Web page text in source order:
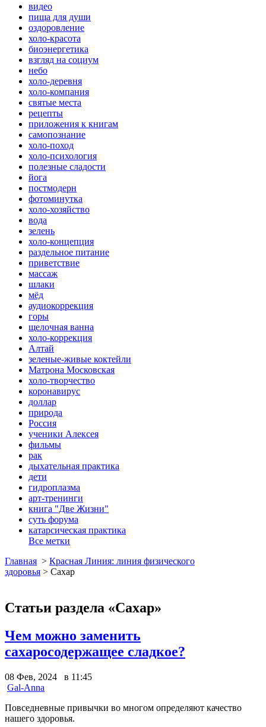
видео
пища для души
оздоровление
холо-красота
биоэнергетика
взгляд на социум
небо
холо-деревня
холо-компания
святые места
рецепты
приложения к книгам
самопознание
холо-поход
холо-психология
полезные сладости
йога
постмодерн
фотоминутка
холо-хозяйство
вода
зелень
холо-концепция
раздельное питание
приветствие
массаж
шлаки
мёд
аудиокоррекция
горы
щелочная ванна
холо-коррекция
Алтай
зеленые-живые коктейли
Матрона Московская
холо-творчество
коронавирус
доллар
природа
Россия
ученики Алексея
фильмы
рак
дыхательная практика
дети
гидроплазма
арт-тренинги
книга "Две Жизни"
суть форума
катарсическая практика
Все метки
Главная > Красная Линия: линия физического
здоровья > Сахар
Статьи раздела «Сахар»
Чем можно заменить
сахаросодержащее сладкое?
08 Фев, 2024 в 11:45
Gal-Anna
Повседневные привычки во многом определяют качество
нашего здоровья.